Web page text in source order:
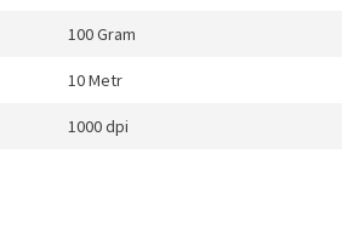
100 Gram
10 Metr
1000 dpi